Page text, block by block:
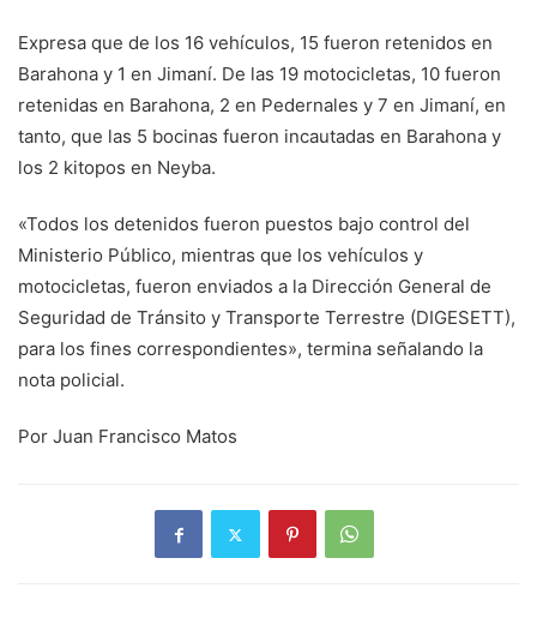
Expresa que de los 16 vehículos, 15 fueron retenidos en
Barahona y 1 en Jimaní. De las 19 motocicletas, 10 fueron
retenidas en Barahona, 2 en Pedernales y 7 en Jimaní, en
tanto, que las 5 bocinas fueron incautadas en Barahona y
los 2 kitopos en Neyba.
«Todos los detenidos fueron puestos bajo control del
Ministerio Público, mientras que los vehículos y
motocicletas, fueron enviados a la Dirección General de
Seguridad de Tránsito y Transporte Terrestre (DIGESETT),
para los fines correspondientes», termina señalando la
nota policial.
Por Juan Francisco Matos